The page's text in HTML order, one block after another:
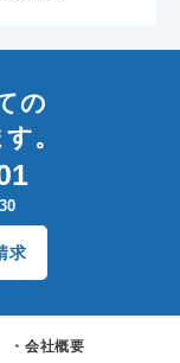
の
。
求
会社概要